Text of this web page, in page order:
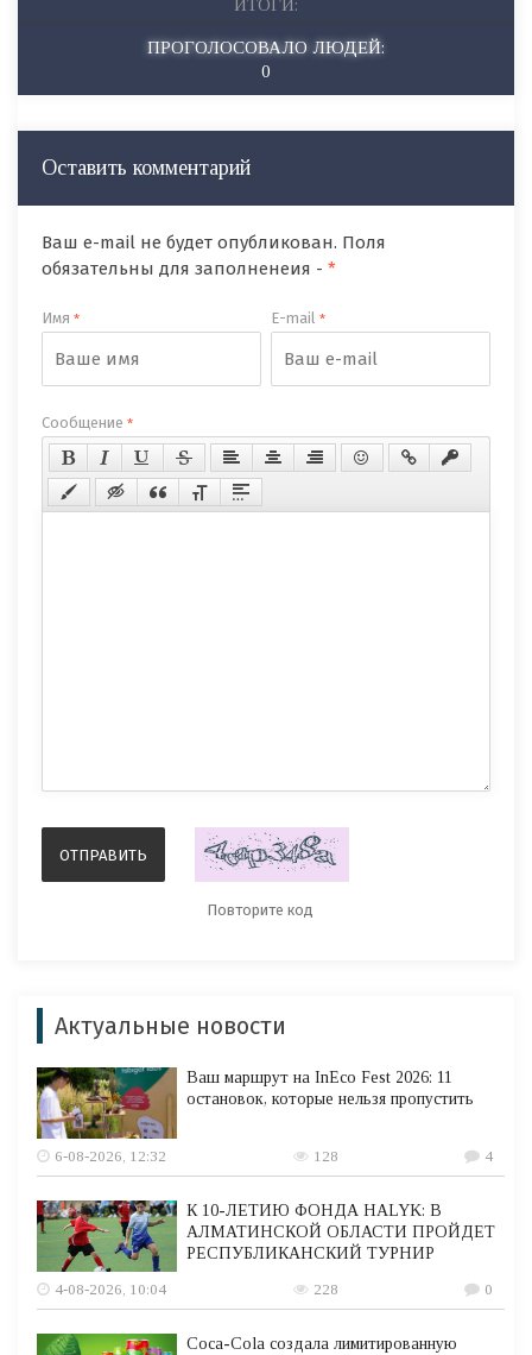
ИТОГИ:
ПРОГОЛОСОВАЛО ЛЮДЕЙ:
0
Оставить комментарий
Ваш e-mail не будет опубликован. Поля
обязательны для заполненеия - *
Имя * E-mail*
Сообщение *
Актуальные новости
Ваш маршрут на InEco Fest 2026: 11
остановок, которые нельзя пропустить
6-08-2026, 12:32 128 4
К 10-ЛЕТИЮ ФОНДА HALYK: В
АЛМАТИНСКОЙ ОБЛАСТИ ПРОЙДЕТ
РЕСПУБЛИКАНСКИЙ ТУРНИР
4-08-2026, 10:04
228 0
Coca-Cola создала лимитированную